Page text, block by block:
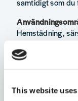
This website
samtidigt som
Hemstädning,
arbetsmiljö.
Egenskaper